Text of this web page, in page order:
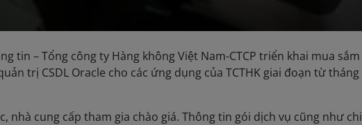
tin – Tổng công ty Hàng không Việt Nam-CTCP triển khai mua
trị CSDL Oracle cho các ứng dụng của TCTHK giai đoạn từ
nhà cung cấp tham gia chào giá. Thông tin gói dịch vụ cũng như